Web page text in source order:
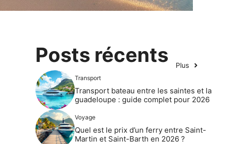
Posts récents Plus
Transport
Transport bateau entre les saintes et la
guadeloupe : guide complet pour 2026
Voyage
Quel est le prix d’un ferry entre Saint-
Martin et Saint-Barth en 2026 ?